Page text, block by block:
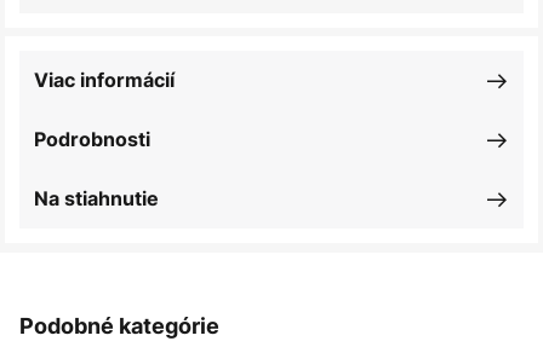
Podrobnosti
Viac informácií
Na stiahnutie
Podobné kategórie